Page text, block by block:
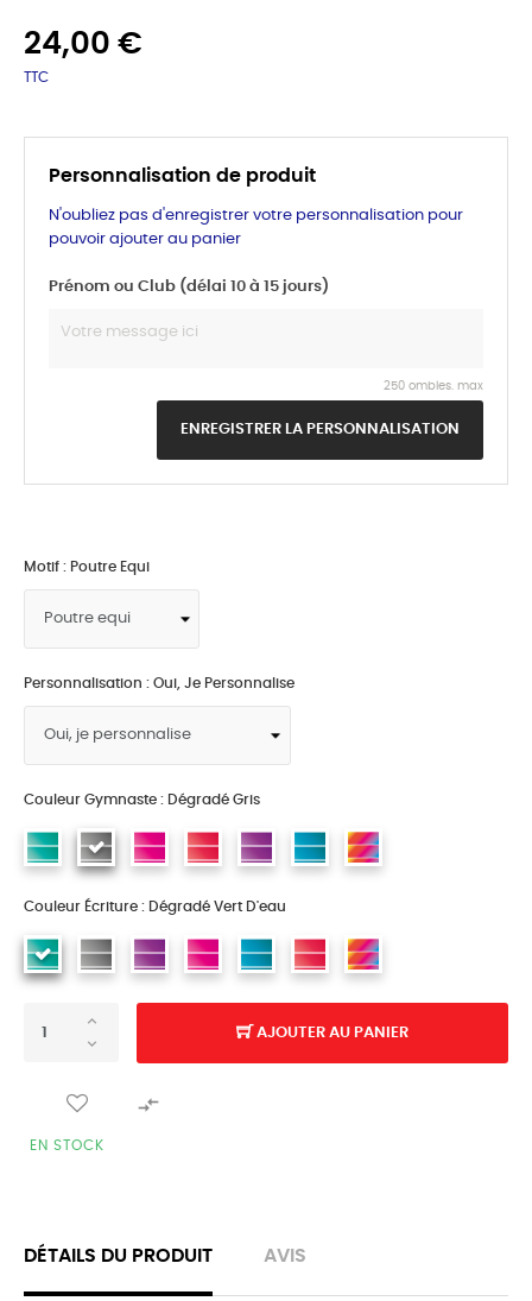
24,00 €
TTC
Personnalisation de produit
N'oubliez pas d'enregistrer votre personnalisation pour
pouvoir ajouter au panier
Prénom ou Club (délai 10 à 15 jours)
250 ombles. max
ENREGISTRER LA PERSONNALISATION
Motif : Poutre Equi
Personnalisation : Oui, Je Personnalise
Couleur Gymnaste : Dégradé Gris
Couleur Écriture : Dégradé Vert D'eau
AJOUTER AU PANIER

EN STOCK
DÉTAILS DU PRODUIT AVIS